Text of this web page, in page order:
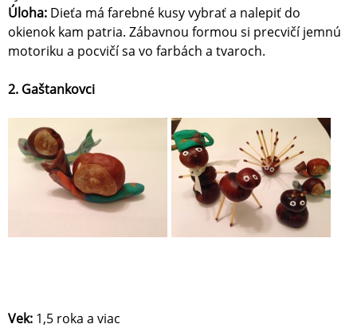
Úloha: Dieťa má farebné kusy vybrať a nalepiť do
okienok kam patria. Zábavnou formou si precvičí jemnú
motoriku a pocvičí sa vo farbách a tvaroch.
2. Gaštankovci
Vek: 1,5 roka a viac